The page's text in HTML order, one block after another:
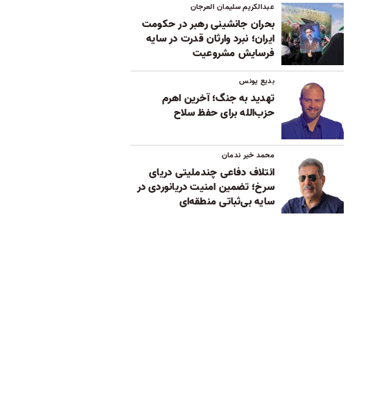
عبدالکریم سلیمان العرجان
بحران جانشینی رهبر در حکومت
ایران؛ نبرد وارثان قدرت در سایه
فرسایش مشروعیت
بدیع یونس
تهدید به جنگ؛ آخرین اهرم
حزب‌الله برای حفظ سلاح
محمد خیر ندمان
ائتلاف دفاعی چندملیتی دریای
سرخ؛ تضمین امنیت دریانوردی در
سایه بی‌ثباتی‌ منطقه‌ای